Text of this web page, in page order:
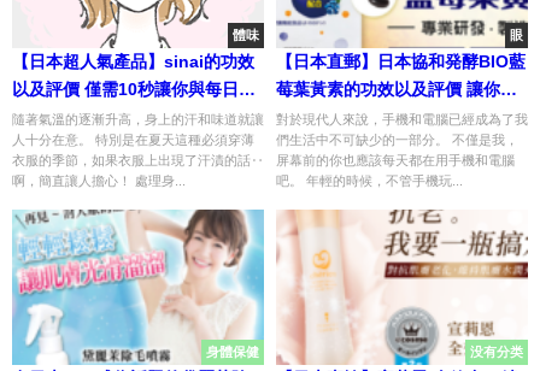
體味
【日本超人氣產品】sinai的功效
以及評價 僅需10秒讓你與每日的
不安說再見
隨著氣溫的逐漸升高，身上的汗和味道就讓
人十分在意。 特別是在夏天這種必須穿薄
衣服的季節，如果衣服上出現了汗漬的話‥
啊，簡直讓人擔心！ 處理身...
眼
【日本直郵】日本協和発酵BIO藍
莓葉黃素的功效以及評價 讓你的
眼睛每一天都明亮通透
對於現代人來說，手機和電腦已經成為了我
們生活中不可缺少的一部分。 不僅是我，
屏幕前的你也應該每天都在用手機和電腦
吧。 年輕的時候，不管手機玩...
身體保健 没有分类